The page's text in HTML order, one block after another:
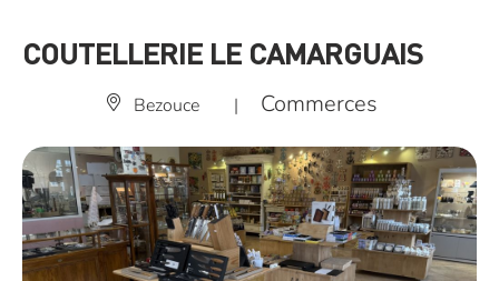
COUTELLERIE LE CAMARGUAIS
Bezouce | Commerces